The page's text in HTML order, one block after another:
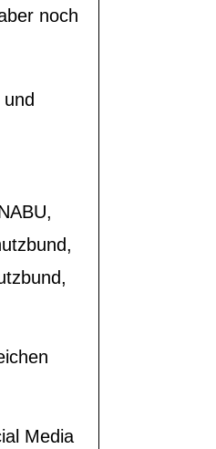
noch
Media